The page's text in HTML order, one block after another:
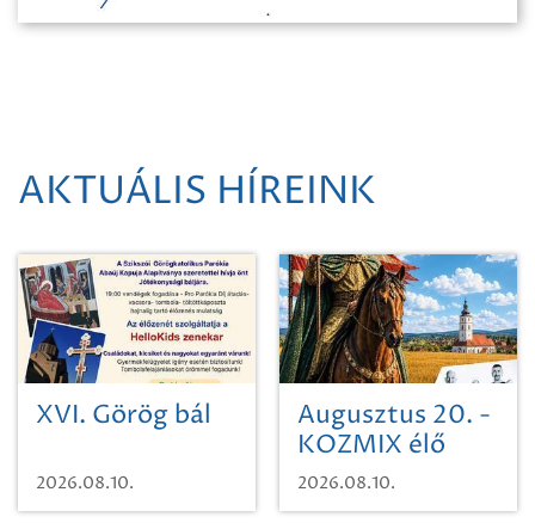
AKTUÁLIS HÍREINK
XVI. Görög bál
2026.08.10.
Augusztus 20. -
KOZMIX élő
koncert
2026.08.10.